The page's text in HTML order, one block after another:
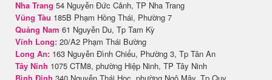
Nha Trang 54 Nguyễn Đức Cảnh, TP Nha Trang
Vũng Tàu 185B Phạm Hồng Thái, Phường 7
Quảng Nam 61 Nguyễn Du, Tp Tam Kỳ
Vĩnh Long: 20/A2 Phạm Thái Bường
Long An: 163 Nguyễn Đình Chiểu, Phường 3, Tp Tân An
Tây Ninh 1075 CTM8, phường Hiệp Ninh, TP Tây Ninh